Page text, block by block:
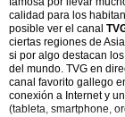
calidad para los
posible ver el canal
ciertas regiones de
si por algo destacan
del mundo. TVG en
canal favorito gallego
conexión a Internet y
(tableta, smartphone,